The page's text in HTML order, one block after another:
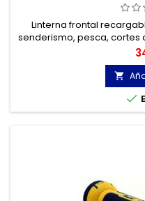
Linterna frontal
senderismo, pesca, cortes
para cualquier ocasión en

